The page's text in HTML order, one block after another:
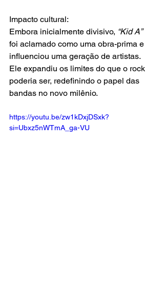
Impacto cultural:
Embora inicialmente divisivo, “Kid A”
foi aclamado como uma obra-prima e
influenciou uma geração de artistas.
Ele expandiu os limites do que o rock
poderia ser, redefinindo o papel das
bandas no novo milênio.
https://youtu.be/zw1kDxjDSxk?
si=Ubxz5nWTmA_ga-VU